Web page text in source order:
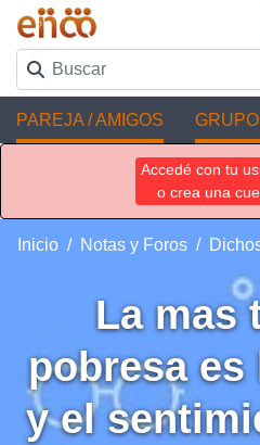
PAREJA / AMIGOS
Accedé con tu
o crea una
Inicio Notas y Foros
La mas
pobresa es
y el